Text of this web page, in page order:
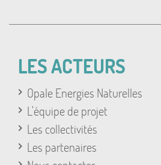
LES ACTEURS
Opale Energies Naturelles
L'équipe de projet
Les collectivités
Les partenaires